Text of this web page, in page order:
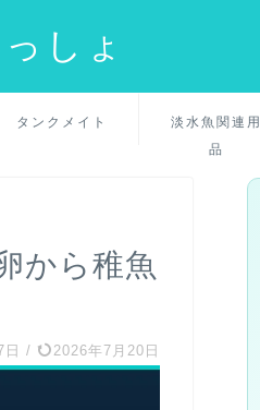
しょ
タンクメイト
淡水魚関連用
品
から稚魚
/ 2026年7月20日